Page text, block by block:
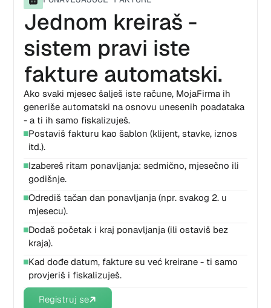
Jednom kreiraš -
sistem pravi iste
fakture automatski.
Ako svaki mjesec šalješ iste račune, MojaFirma ih
generiše automatski na osnovu unesenih poadataka
- a ti ih samo fiskalizuješ.
Postaviš fakturu kao šablon (klijent, stavke, iznos
itd.).
Izabereš ritam ponavljanja: sedmično, mjesečno ili
godišnje.
Odrediš tačan dan ponavljanja (npr. svakog 2. u
mjesecu).
Dodaš početak i kraj ponavljanja (ili ostaviš bez
kraja).
Kad dođe datum, fakture su već kreirane - ti samo
provjeriš i fiskalizuješ.
Registruj se